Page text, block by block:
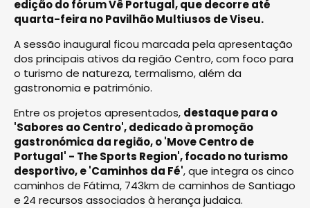
edição do fórum Vê Portugal, que decorre até
quarta-feira no Pavilhão Multiusos de Viseu.
A sessão inaugural ficou marcada pela apresentação
dos principais ativos da região Centro, com foco para
o turismo de natureza, termalismo, além da
gastronomia e património.
Entre os projetos apresentados, destaque para o
'Sabores ao Centro', dedicado à promoção
gastronómica da região, o 'Move Centro de
Portugal' - The Sports Region', focado no turismo
desportivo, e 'Caminhos da Fé', que integra os cinco
caminhos de Fátima, 743km de caminhos de Santiago
e 24 recursos associados à herança judaica.